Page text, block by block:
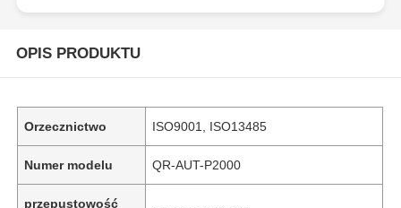
OPIS PRODUKTU
Orzecznictwo ISO9001, ISO13485
Numer modelu QR-AUT-P2000
przepustowość